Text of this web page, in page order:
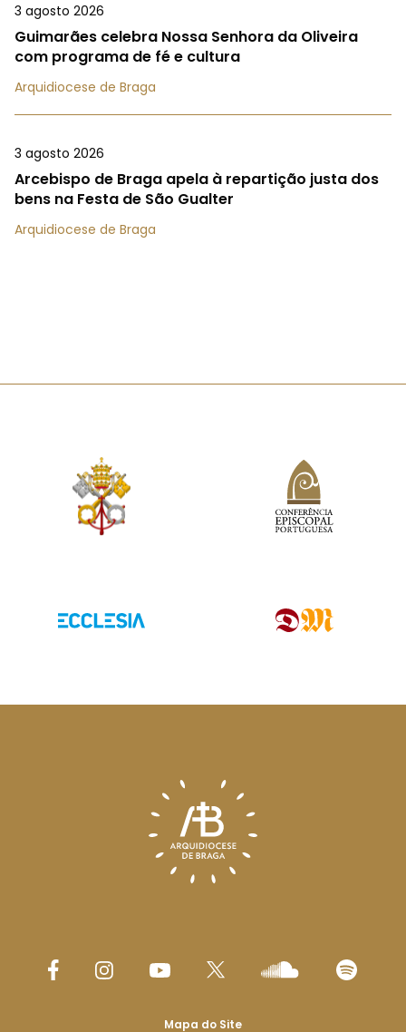
3 agosto 2026
Guimarães celebra Nossa Senhora da Oliveira
com programa de fé e cultura
Arquidiocese de Braga
3 agosto 2026
Arcebispo de Braga apela à repartição justa dos
bens na Festa de São Gualter
Arquidiocese de Braga
Mapa do Site